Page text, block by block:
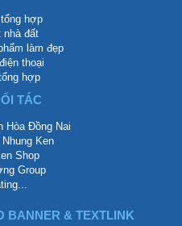
hợp
nhà đất
làm đẹp
thoại
hợp
TÁC
Hòa Đồng Nai
Ken
Shop
Group
BANNER & TEXTLINK